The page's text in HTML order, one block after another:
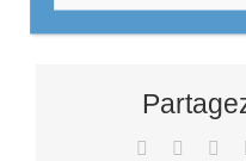
Facebook